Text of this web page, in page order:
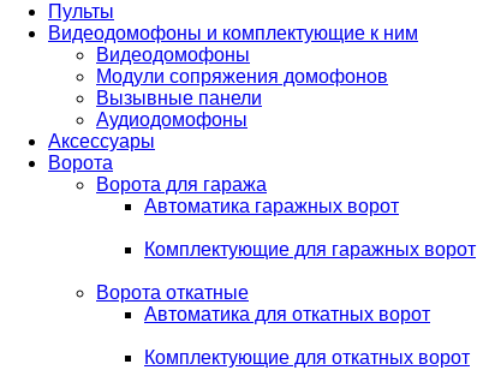
Пульты
Видеодомофоны и комплектующие к ним
Видеодомофоны
Модули сопряжения домофонов
Вызывные панели
Аудиодомофоны
Аксессуары
Ворота
Ворота для гаража
Автоматика гаражных ворот
Комплектующие для гаражных ворот
Ворота откатные
Автоматика для откатных ворот
Комплектующие для откатных ворот